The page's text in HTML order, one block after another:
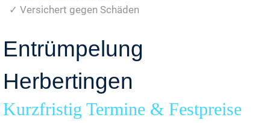
✓ Versichert gegen Schäden
Entrümpelung
Herbertingen
Kurzfristig Termine & Festpreise